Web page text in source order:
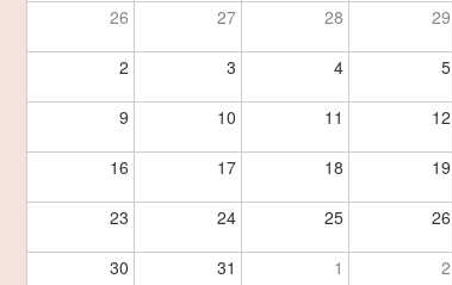
26 27 28 29
2 3 4 5
9 10 11 12
16 17 18 19
23 24 25 26
30 31 1 2